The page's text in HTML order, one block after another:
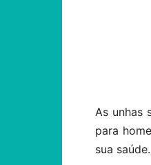
As unhas
para
sua saúde.